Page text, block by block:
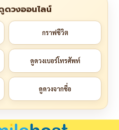
ดวงออนไลน์
กราฟชีวิต
ดูดวงเบอร์โทรศัพท์
ดูดวงจากชื่อ